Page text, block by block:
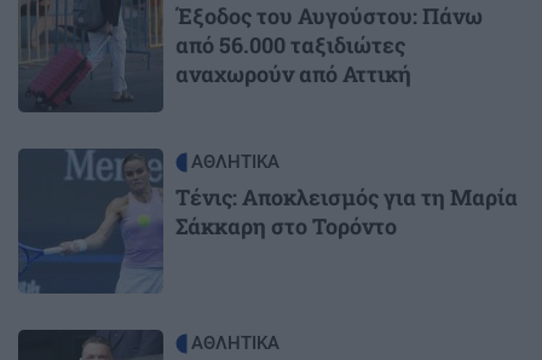
Έξοδος του Αυγούστου: Πάνω
από 56.000 ταξιδιώτες
αναχωρούν από Αττική
ΑΘΛΗΤΙΚΑ
Τένις: Αποκλεισμός για τη Μαρία
Σάκκαρη στο Τορόντο
ΑΘΛΗΤΙΚΑ